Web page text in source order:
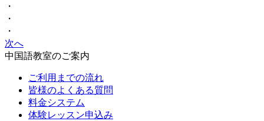
・
・
・
次へ
中国語教室のご案内
ご利用までの流れ
皆様のよくある質問
料金システム
体験レッスン申込み